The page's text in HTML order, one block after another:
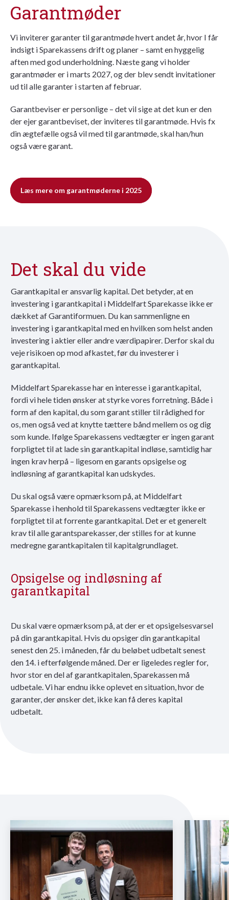
Garantmøder
Vi inviterer garanter til garantmøde hvert andet år, hvor I får
indsigt i Sparekassens drift og planer – samt en hyggelig
aften med god underholdning. Næste gang vi holder
garantmøder er i marts 2027, og der blev sendt invitationer
ud til alle garanter i starten af februar.
Garantbeviser er personlige – det vil sige at det kun er den
der ejer garantbeviset, der inviteres til garantmøde. Hvis fx
din ægtefælle også vil med til garantmøde, skal han/hun
også være garant.
Læs mere om garantmøderne i 2025
Det skal du vide
Garantkapital er ansvarlig kapital. Det betyder, at en
investering i garantkapital i Middelfart Sparekasse ikke er
dækket afGarantiformuen. Du kan sammenligne en
investering i garantkapital med en hvilken som helst anden
investering i aktier eller andre værdipapirer. Derfor skal du
veje risikoen op mod afkastet, før du investerer i
garantkapital.
Middelfart Sparekasse har en interesse i garantkapital,
fordi vi hele tiden ønsker at styrke vores forretning. Både i
form af den kapital, du som garant stiller til rådighed for
os, men også ved at knytte tættere bånd mellem os og dig
som kunde. Ifølge Sparekassens vedtægter er ingen garant
forpligtet til at lade sin garantkapital indløse, samtidig har
ingen krav herpå – ligesom en garants opsigelse og
indløsning af garantkapital kan udskydes.
Du skal også være opmærksom på, at Middelfart
Sparekasse i henhold til Sparekassens vedtægter ikke er
forpligtet til at forrente garantkapital. Det er et generelt
krav til alle garantsparekasser, der stilles for at kunne
medregne garantkapitalen til kapitalgrundlaget.
Opsigelse og indløsning af
garantkapital
Du skal være opmærksom på, at der er et opsigelsesvarsel
på din garantkapital. Hvis du opsiger din garantkapital
senest den 25. i måneden, får du beløbet udbetalt senest
den 14. i efterfølgende måned. Der er ligeledes regler for,
hvor stor en del af garantkapitalen, Sparekassen må
udbetale. Vi har endnu ikke oplevet en situation, hvor de
garanter, der ønsker det, ikke kan få deres kapital
udbetalt.